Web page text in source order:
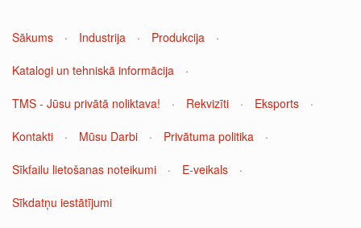
Sākums · Industrija · Produkcija ·
Katalogi un tehniskā informācija ·
TMS - Jūsu privātā noliktava! · Rekvizīti · Eksports ·
Kontakti · Mūsu Darbi · Privātuma politika ·
Sīkfailu lietošanas noteikumi · E-veikals ·
Sīkdatņu iestātījumi